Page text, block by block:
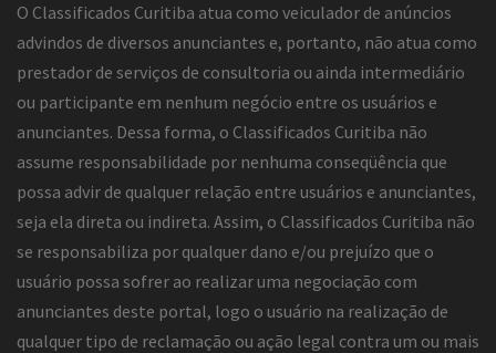
O Classificados Curitiba atua como veiculador de anúncios
advindos de diversos anunciantes e, portanto, não atua como
prestador de serviços de consultoria ou ainda intermediário
ou participante em nenhum negócio entre os usuários e
anunciantes. Dessa forma, o Classificados Curitiba não
assume responsabilidade por nenhuma conseqüência que
possa advir de qualquer relação entre usuários e anunciantes,
seja ela direta ou indireta. Assim, o Classificados Curitiba não
se responsabiliza por qualquer dano e/ou prejuízo que o
usuário possa sofrer ao realizar uma negociação com
anunciantes deste portal, logo o usuário na realização de
qualquer tipo de reclamação ou ação legal contra um ou mais